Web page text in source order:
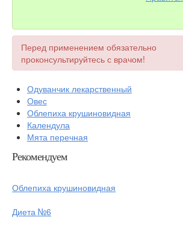
Перед применением обязательно
проконсультируйтесь с врачом!
Одуванчик лекарственный
Овес
Облепиха крушиновидная
Календула
Мята перечная
Рекомендуем
Облепиха крушиновидная
Диета №6